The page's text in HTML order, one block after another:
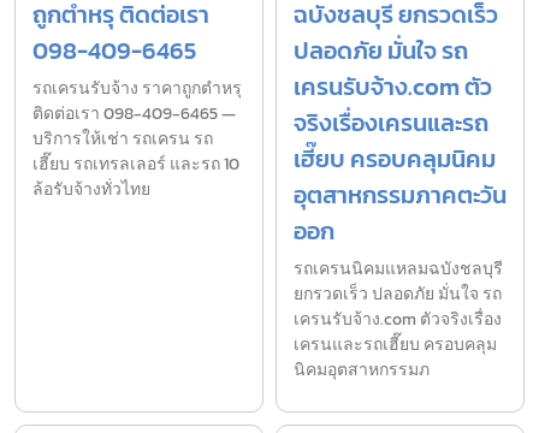
ถูกตำหรุ ติดต่อเรา
098-409-6465
รถเครนรับจ้าง ราคาถูกตำหรุ
ติดต่อเรา 098-409-6465 —
บริการให้เช่า รถเครน รถ
เฮี๊ยบ รถเทรลเลอร์ และรถ 10
ล้อรับจ้างทั่วไทย
ฉบังชลบุรี ยกรวดเร็ว
ปลอดภัย มั่นใจ รถ
เครนรับจ้าง.com ตัว
จริงเรื่องเครนและรถ
เฮี๊ยบ ครอบคลุมนิคม
อุตสาหกรรมภาคตะวัน
ออก
รถเครนนิคมแหลมฉบังชลบุรี
ยกรวดเร็ว ปลอดภัย มั่นใจ รถ
เครนรับจ้าง.com ตัวจริงเรื่อง
เครนและรถเฮี๊ยบ ครอบคลุม
นิคมอุตสาหกรรมภ